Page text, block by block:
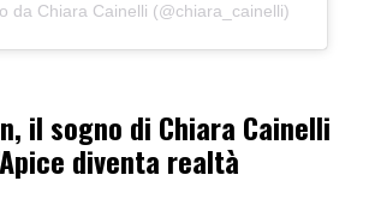
da Chiara Cainelli (@chiara_cainelli)
il sogno di Chiara Cainelli
diventa realtà